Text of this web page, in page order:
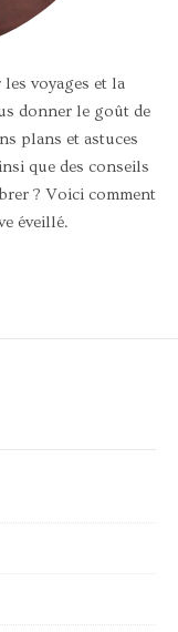
les voyages et la
donner le goût de
plans et astuces
que des conseils
? Voici comment
éveillé.